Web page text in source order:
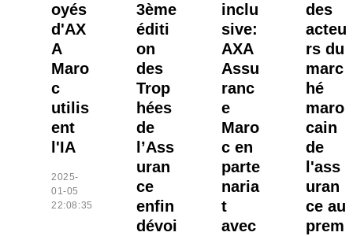
oyés
d'AX
A
Maro
c
utilis
ent
l'IA
2025-
01-05
22:08:35
3ème
éditi
on
des
Trop
hées
de
l’Ass
uran
ce
enfin
dévoi
inclu
sive:
AXA
Assu
ranc
e
Maro
c en
parte
naria
t
avec
des
acteu
rs du
marc
hé
maro
cain
de
l'ass
uran
ce au
prem